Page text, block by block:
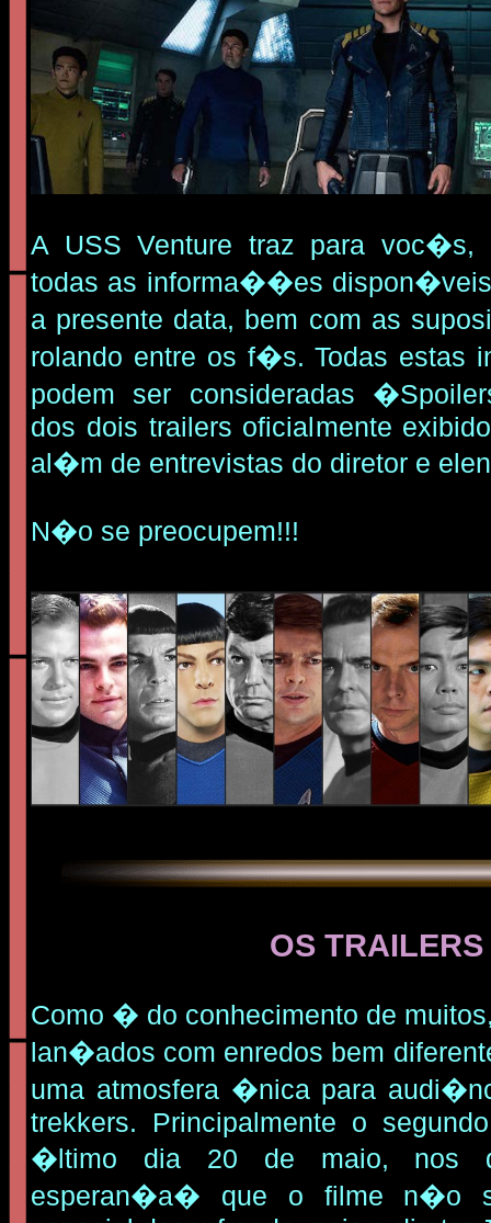
A USS Venture traz para voc�s,
todas as informa��es
a presente data, bem com as
rolando entre os f�s. Todas
podem ser consideradas
dos dois trailers oficialmente
al�m de entrevistas do diretor e
N�o se preocupem!!!
OS TRAILERS
Como � do conhecimento de
lan�ados com enredos bem
uma atmosfera �nica para
trekkers. Principalmente o
�ltimo dia 20 de maio, nos
esperan�a� que o filme n�o